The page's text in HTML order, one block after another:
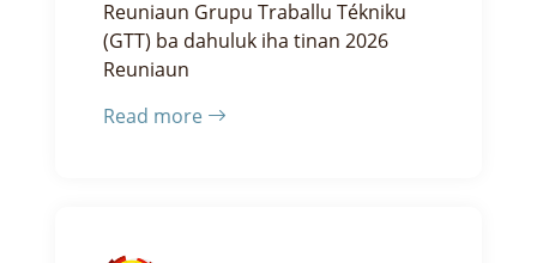
Reuniaun Grupu Traballu Tékniku
(GTT) ba dahuluk iha tinan 2026
Reuniaun
Read more